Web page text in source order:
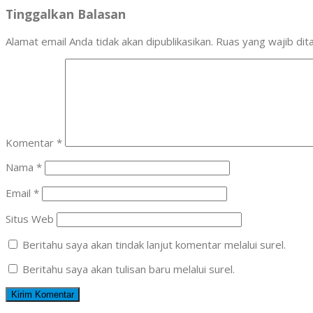
Tinggalkan Balasan
Alamat email Anda tidak akan dipublikasikan. Ruas yang wajib
Komentar *
Nama *
Email *
Situs Web
Beritahu saya akan tindak lanjut komentar melalui surel.
Beritahu saya akan tulisan baru melalui surel.